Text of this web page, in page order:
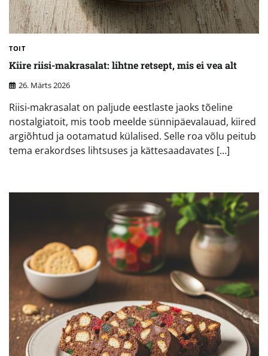
TOIT
Kiire riisi-makrasalat: lihtne retsept, mis ei vea alt
26. Märts 2026
Riisi-makrasalat on paljude eestlaste jaoks tõeline
nostalgiatoit, mis toob meelde sünnipäevalauad, kiired
argiõhtud ja ootamatud külalised. Selle roa võlu peitub
tema erakordses lihtsuses ja kättesaadavates […]